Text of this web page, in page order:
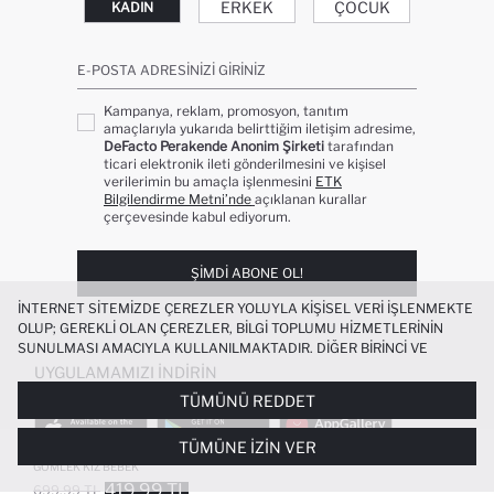
NAKIŞLI GOFRE DOKULU UZUN KOLLU
GÖMLEK KIZ BEBEK
699.99 TL
KADIN ERKEK ÇOCUK
E-POSTA ADRESINIZI GIRINIZ
Kampanya, reklam, promosyon, tanıtım
amaçlarıyla yukarıda belirttiğim iletişim adresime,
DeFacto Perakende Anonim Şirketi tarafından
ticari elektronik ileti gönderilmesini ve kişisel
verilerimin bu amaçla işlenmesini ETK
Bilgilendirme Metni’nde açıklanan kurallar
çerçevesinde kabul ediyorum.
ŞIMDI ABONE OL!
UYGULAMAMIZI İNDIRIN
İNTERNET SITEMIZDE ÇEREZLER YOLUYLA KIŞISEL VERI IŞLENMEKTE
OLUP; GEREKLI OLAN ÇEREZLER, BILGI TOPLUMU HIZMETLERININ
SUNULMASI AMACIYLA KULLANILMAKTADIR. DIĞER BIRINCI VE
ÜÇÜNCÜ TARAF ÇEREZLER ISE SIZE DAHA IYI BIR ALIŞVERIŞ
DENEYIMI SUNULABILMESI, SITEMIZIN DAHA IŞLEVSEL KILINMASI VE
KIŞISELLEŞTIRMESI VE AÇIK RIZA VERMENIZ HALINDE, SIZLERE
YÖNELIK PAZARLAMA FAALIYETLERININ YAPILMASI AMAÇLARIYLA
SINIRLI OLARAK KULLANILACAKTIR. ÇEREZLERE DAIR TERCIHLERINIZI
ÇEREZ TERCIHLERIPANELI ARACILIĞIYLA HER ZAMAN YÖNETEBILIR,
ÇEREZLERLE ILGILI DAHA DETAYLI BILGIYE
TÜMÜNÜ REDDET
TÜMÜNE İZIN VER